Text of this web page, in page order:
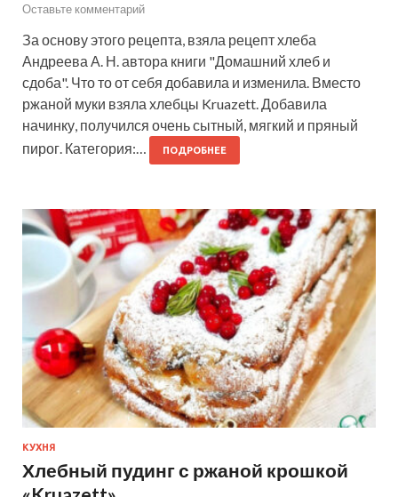
Оставьте комментарий
За основу этого рецепта, взяла рецепт хлеба
Андреева А. Н. автора книги "Домашний хлеб и
сдоба". Что то от себя добавила и изменила. Вместо
ржаной муки взяла хлебцы Kruazett. Добавила
начинку, получился очень сытный, мягкий и пряный
пирог. Категория:…
ПОДРОБНЕЕ
КУХНЯ
Хлебный пудинг с ржаной крошкой